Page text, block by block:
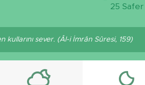
25 Safer
sever. (Âl-i İmrân Sûresi, 159)